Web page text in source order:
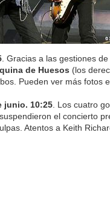
. Gracias a las gestiones de
de Huesos (los
Pueden ver más fotos
junio. 10:25 . Los cuatro
el concierto
Atentos a Keith